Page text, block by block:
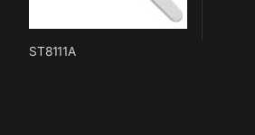
ST8111A